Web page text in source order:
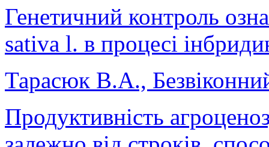
Генетичний контроль
sativa l. в процесі
Тарасюк В.А.,
Продуктивність